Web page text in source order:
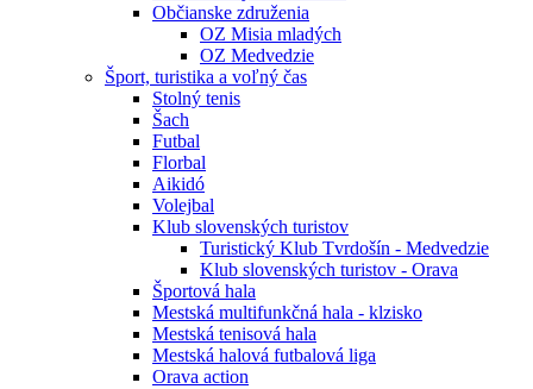
Občianske združenia
OZ Misia mladých
OZ Medvedzie
Šport, turistika a voľný čas
Stolný tenis
Šach
Futbal
Florbal
Aikidó
Volejbal
Klub slovenských turistov
Turistický Klub Tvrdošín - Medvedzie
Klub slovenských turistov - Orava
Športová hala
Mestská multifunkčná hala - klzisko
Mestská tenisová hala
Mestská halová futbalová liga
Orava action